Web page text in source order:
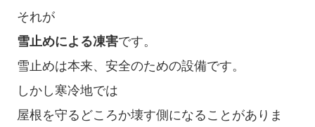
それが
雪止めによる凍害です。
雪止めは本来、安全のための設備です。
しかし寒冷地では
屋根を守るどころか壊す側になることがありま